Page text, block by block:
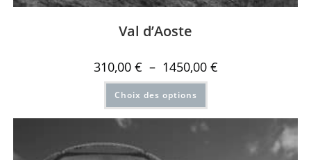
Val d’Aoste
310,00 € – 1450,00 €
Choix des options